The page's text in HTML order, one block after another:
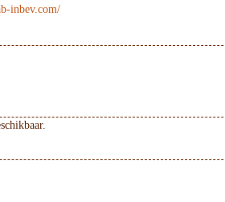
inbev.com/